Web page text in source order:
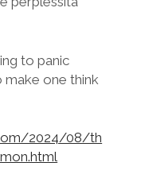
to panic
make one think
2024/08/th